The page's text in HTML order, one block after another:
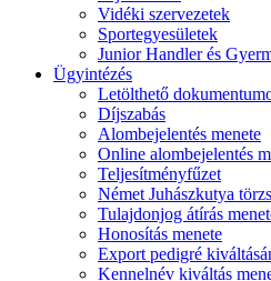
Vidéki szervezetek
Sportegyesületek
Junior Handler és
Ügyintézés
Letölthető
Díjszabás
Alombejelentés menete
Online alombejelentés
Teljesítményfűzet
Német Juhászkutya
Tulajdonjog átírás
Honosítás menete
Export pedigré
Kennelnév kiváltás